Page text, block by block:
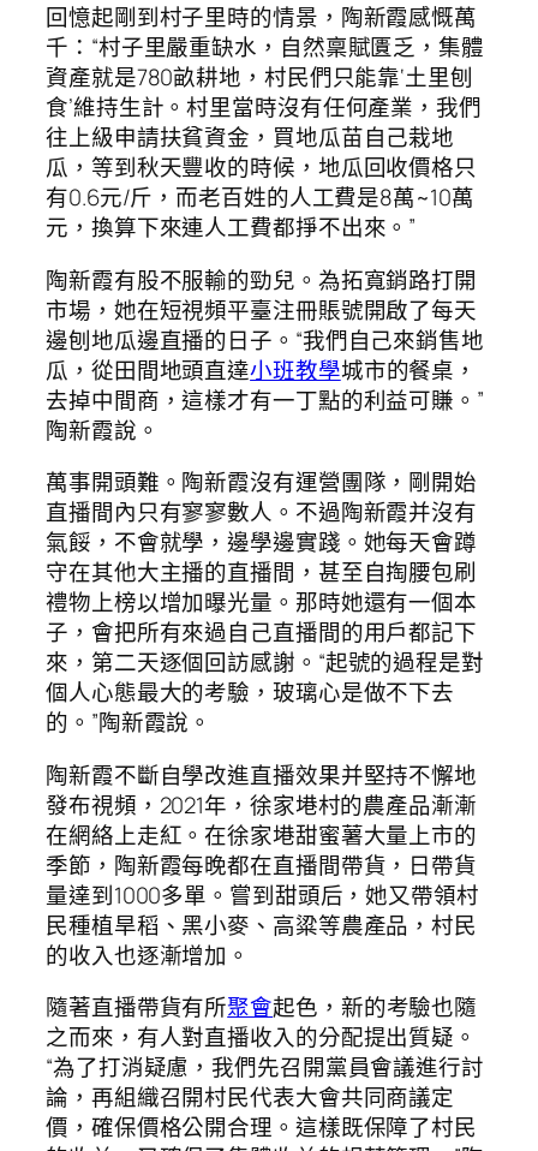
回憶起剛到村子里時的情景，陶新霞感慨萬
千：“村子里嚴重缺水，自然稟賦匱乏，集體
資產就是780畝耕地，村民們只能靠‘土里刨
食’維持生計。村里當時沒有任何產業，我們
往上級申請扶貧資金，買地瓜苗自己栽地
瓜，等到秋天豐收的時候，地瓜回收價格只
有0.6元/斤，而老百姓的人工費是8萬~10萬
元，換算下來連人工費都掙不出來。”
陶新霞有股不服輸的勁兒。為拓寬銷路打開
市場，她在短視頻平臺注冊賬號開啟了每天
邊刨地瓜邊直播的日子。“我們自己來銷售地
瓜，從田間地頭直達小班教學城市的餐桌，
去掉中間商，這樣才有一丁點的利益可賺。”
陶新霞說。
萬事開頭難。陶新霞沒有運營團隊，剛開始
直播間內只有寥寥數人。不過陶新霞并沒有
氣餒，不會就學，邊學邊實踐。她每天會蹲
守在其他大主播的直播間，甚至自掏腰包刷
禮物上榜以增加曝光量。那時她還有一個本
子，會把所有來過自己直播間的用戶都記下
來，第二天逐個回訪感謝。“起號的過程是對
個人心態最大的考驗，玻璃心是做不下去
的。”陶新霞說。
陶新霞不斷自學改進直播效果并堅持不懈地
發布視頻，2021年，徐家塂村的農產品漸漸
在網絡上走紅。在徐家塂甜蜜薯大量上市的
季節，陶新霞每晚都在直播間帶貨，日帶貨
量達到1000多單。嘗到甜頭后，她又帶領村
民種植旱稻、黑小麥、高粱等農產品，村民
的收入也逐漸增加。
隨著直播帶貨有所聚會起色，新的考驗也隨
之而來，有人對直播收入的分配提出質疑。
“為了打消疑慮，我們先召開黨員會議進行討
論，再組織召開村民代表大會共同商議定
價，確保價格公開合理。這樣既保障了村民